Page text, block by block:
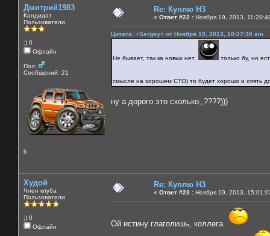
Дмитрий1983
Кандидат
Пользователи
:) 0
Офлайн
Пол:
Сообщений: 21
b
Re: Куплю H3
« Ответ #22 : Ноября 19, 2013,
Цитата: +Sergey+ от Ноября 19, 2013, 10:27:30 am
Не бывает, так ка новых нет только бу, но
смысле на хорошем СТО) то будет хорошо и опять
ну а дорого это сколько,,????)))
Худой
Член клуба
Пользователи
:) 0
Офлайн
Re: Куплю H3
« Ответ #23 : Ноября 19, 2013,
Ой истину глаголишь, коллега.